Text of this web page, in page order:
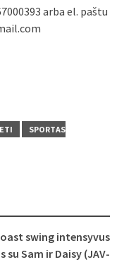
arba el. paštu
SPORTAS
swing intensyvus
su Sam ir Daisy (JAV-